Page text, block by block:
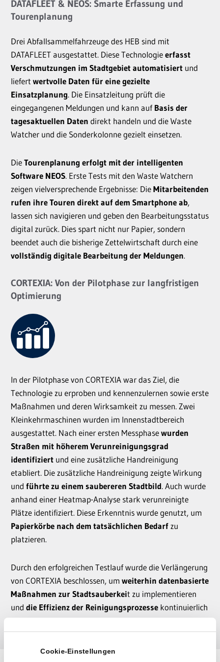
Cookie-Einstellungen
DATAFLEET & NEOS: Smarte Erfassung und
Tourenplanung
Drei Abfallsammelfahrzeuge des HEB sind mit
DATAFLEET ausgestattet. Diese Technologieerfasst
Verschmutzungen im Stadtgebiet automatisiert und
liefertwertvolle Daten für eine gezielte
Einsatzplanung. Die Einsatzleitung prüft die
eingegangenen Meldungen und kann aufBasis der
tagesaktuellen Daten direkt handeln und die Waste
Watcher und die Sonderkolonne gezielt einsetzen.
DieTourenplanung erfolgt mit der intelligenten
Software NEOS. Erste Tests mit den Waste Watchern
zeigen vielversprechende Ergebnisse: DieMitarbeitenden
rufen ihre Touren direkt auf dem Smartphone ab,
lassen sich navigieren und geben den Bearbeitungsstatus
digital zurück. Dies spart nicht nur Papier, sondern
beendet auch die bisherige Zettelwirtschaft durch eine
vollständig digitale Bearbeitung der Meldungen.
CORTEXIA: Von der Pilotphase zur langfristigen
Optimierung
In der Pilotphase von CORTEXIA war das Ziel, die
Technologie zu erproben und kennenzulernen sowie erste
Maßnahmen und deren Wirksamkeit zu messen. Zwei
Kleinkehrmaschinen wurden im Innenstadtbereich
ausgestattet. Nach einer ersten Messphasewurden
Straßen mit höherem Verunreinigungsgrad
identifiziert und eine zusätzliche Handreinigung
etabliert. Die zusätzliche Handreinigung zeigte Wirkung
und führte zu einem saubereren Stadtbild. Auch wurde
anhand einer Heatmap-Analyse stark verunreinigte
Plätze identifiziert. Diese Erkenntnis wurde genutzt, um
Papierkörbe nach dem tatsächlichen Bedarfzu
platzieren.
Durch den erfolgreichen Testlauf wurde die Verlängerung
von CORTEXIA beschlossen, um weiterhin datenbasierte
Maßnahmen zur Stadtsauberkeit zu implementieren
und die Effizienz der Reinigungsprozesse kontinuierlich
zu verbessern.